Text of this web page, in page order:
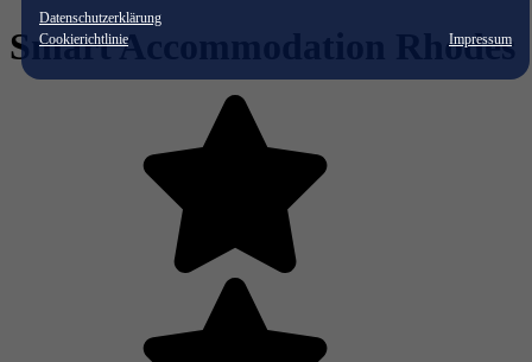
Datenschutzerklärung
Cookierichtlinie
Impressum
Smart Accommodation Rhodes